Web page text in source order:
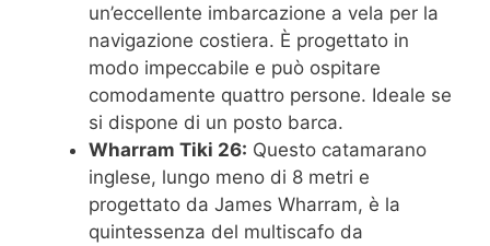
un’eccellente imbarcazione a vela per la
navigazione costiera. È progettato in
modo impeccabile e può ospitare
comodamente quattro persone. Ideale se
si dispone di un posto barca.
Wharram Tiki 26: Questo catamarano
inglese, lungo meno di 8 metri e
progettato da James Wharram, è la
quintessenza del multiscafo da